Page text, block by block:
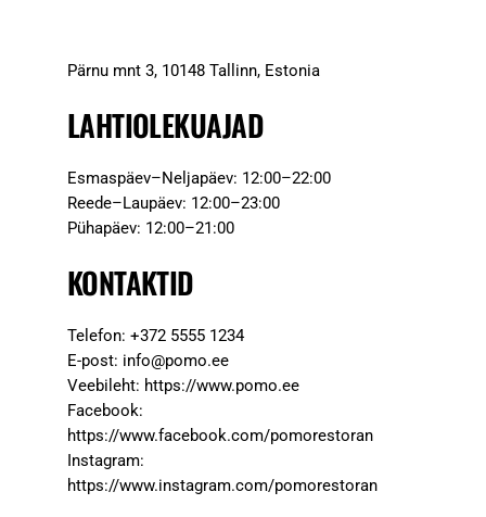
Pärnu mnt 3, 10148 Tallinn, Estonia
LAHTIOLEKUAJAD
Esmaspäev–Neljapäev: 12:00–22:00
Reede–Laupäev: 12:00–23:00
Pühapäev: 12:00–21:00
KONTAKTID
Telefon: +372 5555 1234
E-post: info@pomo.ee
Veebileht: https://www.pomo.ee
Facebook:
https://www.facebook.com/pomorestoran
Instagram:
https://www.instagram.com/pomorestoran